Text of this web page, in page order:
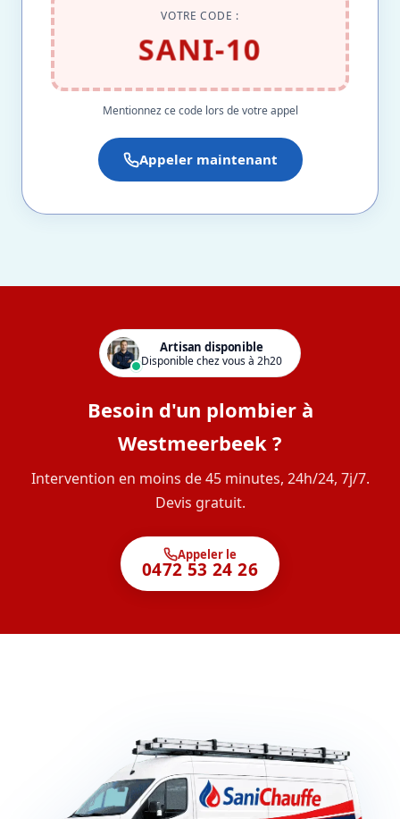
VOTRE CODE :
SANI-10
Mentionnez ce code lors de votre appel
Appeler maintenant
Artisan disponible
Disponible chez vous à 2h20
Besoin d'un plombier à
Westmeerbeek ?
Intervention en moins de 45 minutes, 24h/24, 7j/7.
Devis gratuit.
Appeler le
0472 53 24 26